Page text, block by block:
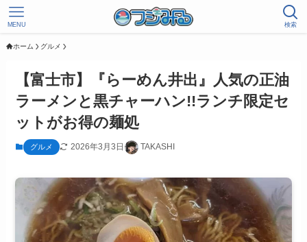
検索
MENU
ホーム グルメ
【富士市】『らーめん井出』人気の正油
ラーメンと黒チャーハン!!ランチ限定セ
ットがお得の麺処
グルメ 2026年3月3日 TAKASHI